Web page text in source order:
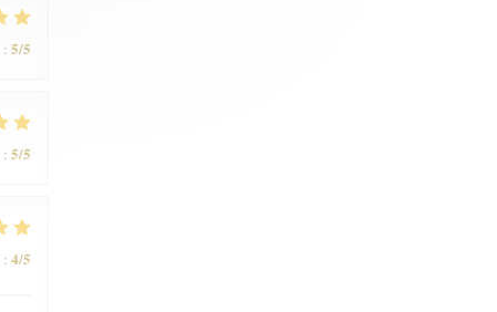
: 5/5
: 5/5
: 4/5